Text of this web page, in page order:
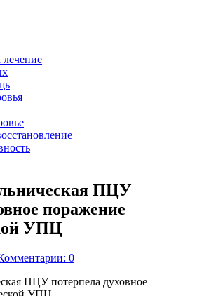
лечение
ПЦУ
поражение
УПЦ
0